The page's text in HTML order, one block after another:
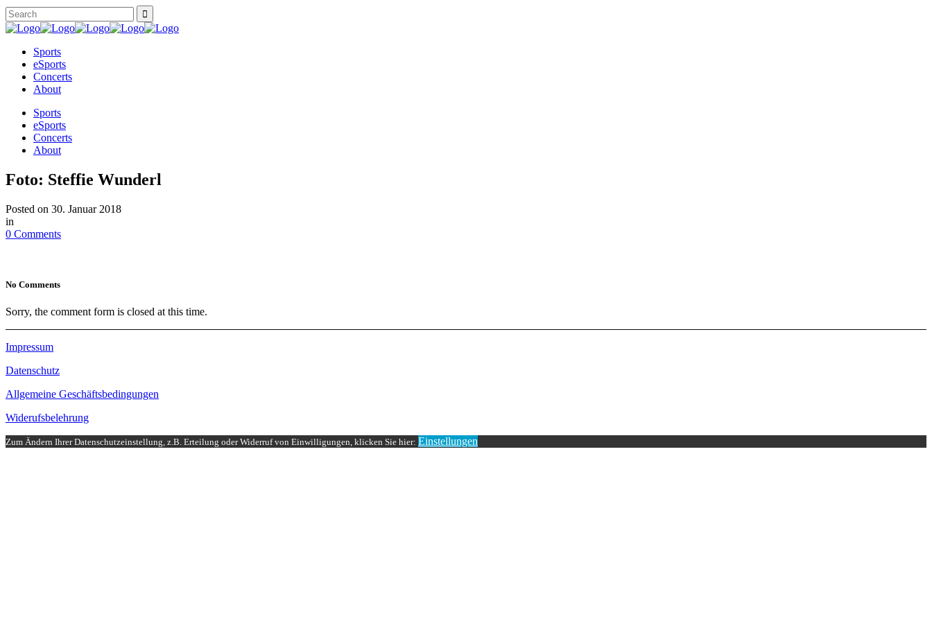
Sports
eSports
Concerts
About
Sports
eSports
Concerts
About
Foto: Steffie Wunderl
Posted on 30. Januar 2018
in
0 Comments
No Comments
Sorry, the comment form is closed at this time.
Impressum
Datenschutz
Allgemeine Geschäftsbedingungen
Widerufsbelehrung
Zum Ändern Ihrer Datenschutzeinstellung, z.B. Erteilung oder Widerruf von Einwilligungen, klicken Sie hier: Einstellungen